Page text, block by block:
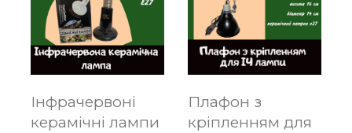
Інфрачервоні
керамічні лампи
Плафон з
кріпленням для